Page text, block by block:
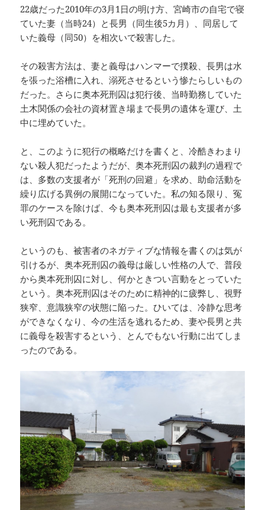
22歳だった2010年の3月1日の明け方、宮崎市の自宅で寝
ていた妻（当時24）と長男（同生後5カ月）、同居して
いた義母（同50）を相次いで殺害した。
その殺害方法は、妻と義母はハンマーで撲殺、長男は水
を張った浴槽に入れ、溺死させるという惨たらしいもの
だった。さらに奥本死刑囚は犯行後、当時勤務していた
土木関係の会社の資材置き場まで長男の遺体を運び、土
中に埋めていた。
と、このように犯行の概略だけを書くと、冷酷きわまり
ない殺人犯だったようだが、奥本死刑囚の裁判の過程で
は、多数の支援者が「死刑の回避」を求め、助命活動を
繰り広げる異例の展開になっていた。私の知る限り、冤
罪のケースを除けば、今も奥本死刑囚は最も支援者が多
い死刑囚である。
というのも、被害者のネガティブな情報を書くのは気が
引けるが、奥本死刑囚の義母は厳しい性格の人で、普段
から奥本死刑囚に対し、何かときつい言動をとっていた
という。奥本死刑囚はそのために精神的に疲弊し、視野
狭窄、意識狭窄の状態に陥った。ひいては、冷静な思考
ができなくなり、今の生活を逃れるため、妻や長男と共
に義母を殺害するという、とんでもない行動に出てしま
ったのである。